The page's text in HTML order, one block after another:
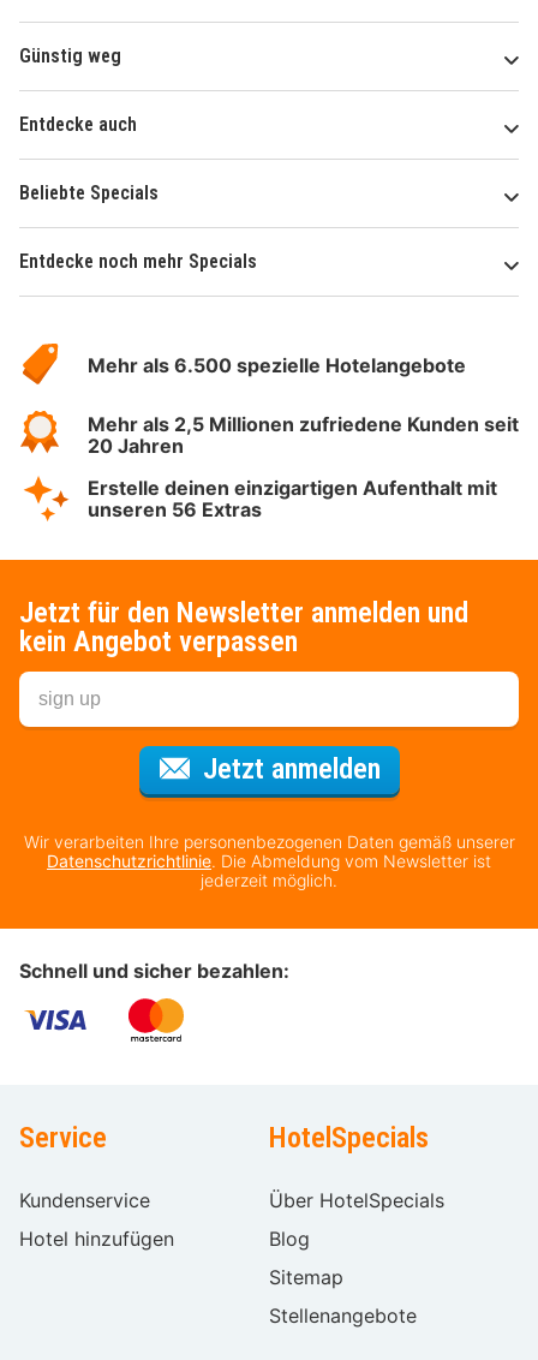
Günstig weg
Entdecke auch
Beliebte Specials
Entdecke noch mehr Specials
Hotelspecials
Mehr als 6.500 spezielle Hotelangebote
Mehr als 2,5 Millionen zufriedene Kunden seit
20 Jahren
Erstelle deinen einzigartigen Aufenthalt mit
unseren 56 Extras
Jetzt für den Newsletter anmelden und
kein Angebot verpassen
Jetzt anmeldenFür den
Wir verarbeiten Ihre personenbezogenen Daten gemäß unserer
Datenschutzrichtlinie. Die Abmeldung vom Newsletter ist
jederzeit möglich.
Schnell und sicher bezahlen:
Service
Kundenservice
Hotel hinzufügen
HotelSpecials
Über HotelSpecials
Blog
Sitemap
Stellenangebote